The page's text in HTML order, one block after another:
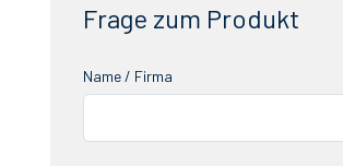
Frage zum Produkt
Name / Firma